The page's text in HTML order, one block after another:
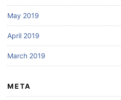
May 2019
April 2019
March 2019
META